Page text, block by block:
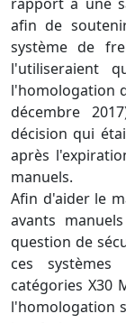
rapport à une
afin de
système de
l'utiliseraient
l'homologation
décembre
décision qui
après
manuels.
Afin d'aider le
avants
question de
ces
catégories X30
l'homologation